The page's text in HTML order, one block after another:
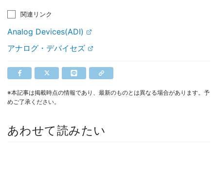
関連リンク
Analog Devices(ADI)
アナログ・デバイセズ
※本記事は掲載時点の情報であり、最新のものとは異なる場合があります。予
めご了承ください。
あわせて読みたい